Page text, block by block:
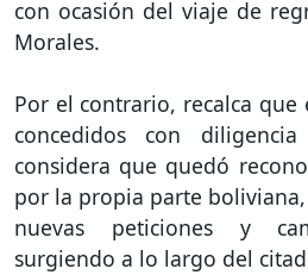
con ocasión del viaje de
Morales.
Por el contrario, recalca que
concedidos con
considera que quedó
por la propia parte
nuevas peticiones y
surgiendo a lo largo del